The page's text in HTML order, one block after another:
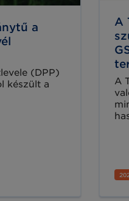
a
(DPP)
készült a
A
A